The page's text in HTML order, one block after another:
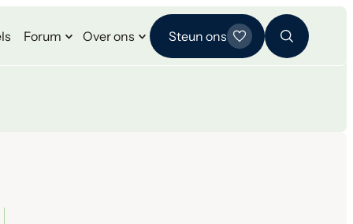
Forum Over ons Steun ons